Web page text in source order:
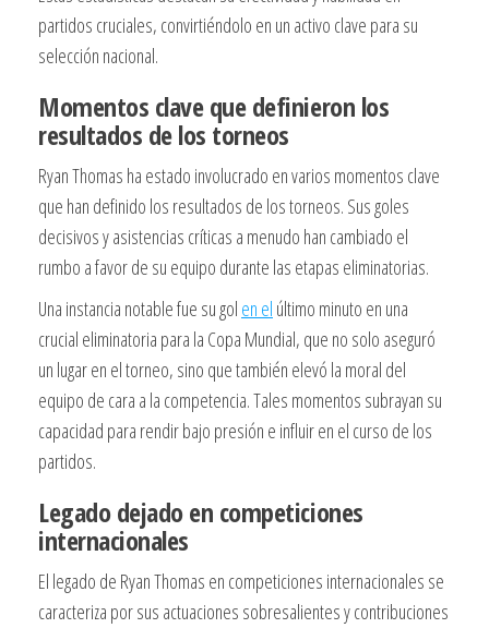
partidos cruciales, convirtiéndolo en un activo clave para su
selección nacional.
Momentos clave que definieron los
resultados de los torneos
Ryan Thomas ha estado involucrado en varios momentos clave
que han definido los resultados de los torneos. Sus goles
decisivos y asistencias críticas a menudo han cambiado el
rumbo a favor de su equipo durante las etapas eliminatorias.
Una instancia notable fue su gol en el último minuto en una
crucial eliminatoria para la Copa Mundial, que no solo aseguró
un lugar en el torneo, sino que también elevó la moral del
equipo de cara a la competencia. Tales momentos subrayan su
capacidad para rendir bajo presión e influir en el curso de los
partidos.
Legado dejado en competiciones
internacionales
El legado de Ryan Thomas en competiciones internacionales se
caracteriza por sus actuaciones sobresalientes y contribuciones